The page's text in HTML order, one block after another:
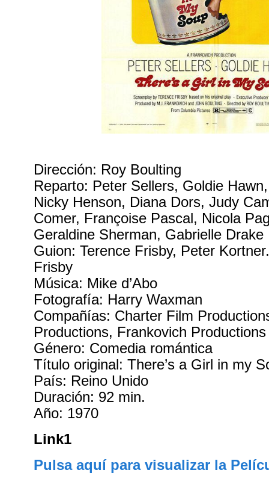
Dirección: Roy Boulting
Reparto: Peter Sellers, Goldie
Nicky Henson, Diana Dors, Judy
Comer, Françoise Pascal, Nicola
Geraldine Sherman, Gabrielle Drake
Guion: Terence Frisby, Peter
Frisby
Música: Mike d’Abo
Fotografía: Harry Waxman
Compañías: Charter Film
Productions, Frankovich Productions
Género: Comedia romántica
Título original: There’s a Girl in my
País: Reino Unido
Duración: 92 min.
Año: 1970
Link1
Pulsa aquí para visualizar la